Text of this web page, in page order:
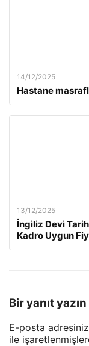
14/12/2025
Hastane
13/12/2025
İngiliz Devi
Kadro Uygun
Bir yanıt yazın
E-posta
ile